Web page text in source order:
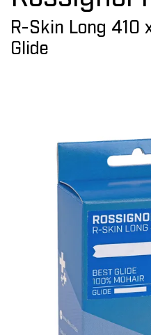
R-Skin Long 410
Glide